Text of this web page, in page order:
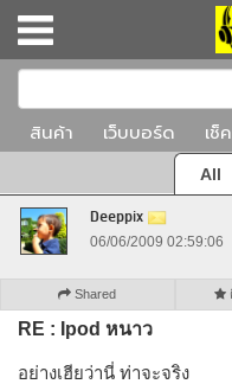
สินค้า เว็บบอร์ด เช็
All
Deeppix
06/06/2009 02:59:06
Shared
RE : Ipod หนาว
อย่างเฮียว่านี่ ท่าจะจริง